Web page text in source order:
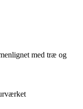
med træ og